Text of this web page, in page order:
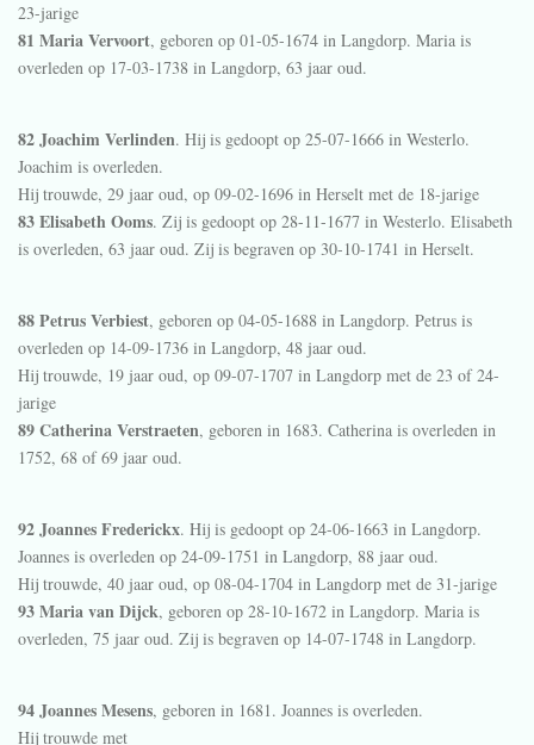
23-jarige
81 Maria Vervoort, geboren op 01-05-1674 in Langdorp. Maria is
overleden op 17-03-1738 in Langdorp, 63 jaar oud.
82 Joachim Verlinden. Hij is gedoopt op 25-07-1666 in Westerlo.
Joachim is overleden.
Hij trouwde, 29 jaar oud, op 09-02-1696 in Herselt met de 18-jarige
83 Elisabeth Ooms. Zij is gedoopt op 28-11-1677 in Westerlo. Elisabeth
is overleden, 63 jaar oud. Zij is begraven op 30-10-1741 in Herselt.
88 Petrus Verbiest, geboren op 04-05-1688 in Langdorp. Petrus is
overleden op 14-09-1736 in Langdorp, 48 jaar oud.
Hij trouwde, 19 jaar oud, op 09-07-1707 in Langdorp met de 23 of 24-
jarige
89 Catherina Verstraeten, geboren in 1683. Catherina is overleden in
1752, 68 of 69 jaar oud.
92 Joannes Frederickx. Hij is gedoopt op 24-06-1663 in Langdorp.
Joannes is overleden op 24-09-1751 in Langdorp, 88 jaar oud.
Hij trouwde, 40 jaar oud, op 08-04-1704 in Langdorp met de 31-jarige
93 Maria van Dijck, geboren op 28-10-1672 in Langdorp. Maria is
overleden, 75 jaar oud. Zij is begraven op 14-07-1748 in Langdorp.
94 Joannes Mesens, geboren in 1681. Joannes is overleden.
Hij trouwde met